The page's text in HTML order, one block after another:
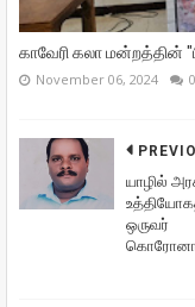
காவேரி கலா மன்றத்தின்
November 06, 2024 0
யாழில்
ஒருவர்